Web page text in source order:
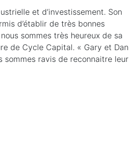
et d’investissement. Son
d’établir de très bonnes
sommes très heureux de sa
de Cycle Capital. « Gary et Dan
sommes ravis de reconnaitre leur